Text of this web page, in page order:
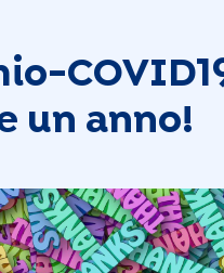
un anno!